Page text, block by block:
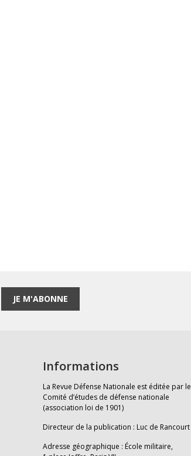
JE M'ABONNE
Informations
La Revue Défense Nationale est éditée par le
Comité d’études de défense nationale
(association loi de 1901)
Directeur de la publication : Luc de Rancourt
Adresse géographique : École militaire,